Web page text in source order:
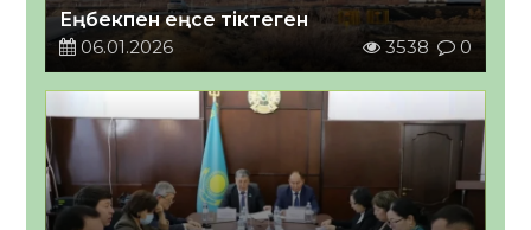
Еңбекпен еңсе тіктеген
06.01.2026
3538 0